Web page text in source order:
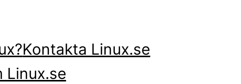
Kontakta Linux.se
Linux.se